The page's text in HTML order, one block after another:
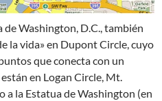
Washington, D.C., también
la vida» en Dupont Circle, cuyo
que conecta con un
en Logan Circle, Mt.
a la Estatua de Washington (en